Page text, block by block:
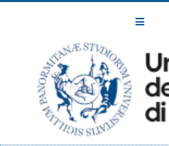
Toggle